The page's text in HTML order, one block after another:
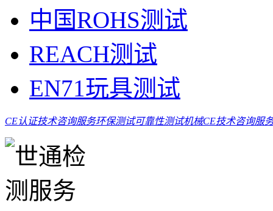
中国ROHS测试
REACH测试
EN71玩具测试
CE认证技术咨询服务环保测试可靠性测试机械CE技术咨询服